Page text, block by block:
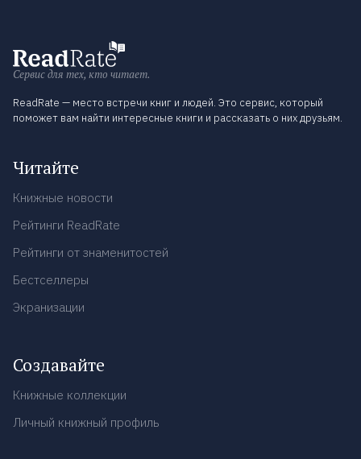
Сервис для тех, кто читает.
ReadRate — место встречи книг и людей. Это сервис, который
поможет вам найти интересные книги и рассказать о них друзьям.
Читайте
Книжные новости
Рейтинги ReadRate
Рейтинги от знаменитостей
Бестселлеры
Экранизации
Создавайте
Книжные коллекции
Личный книжный профиль